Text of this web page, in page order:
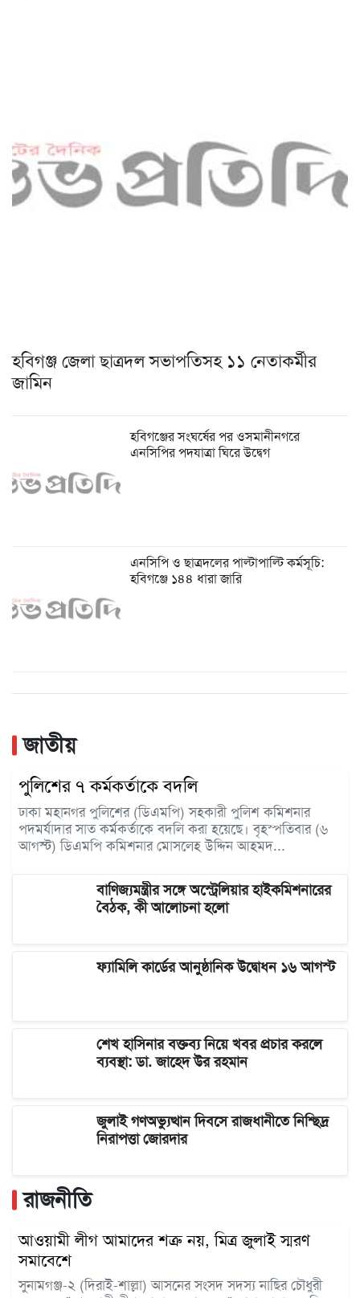
হবিগঞ্জ জেলা ছাত্রদল সভাপতিসহ ১১ নেতাকর্মীর
জামিন
হবিগঞ্জের সংঘর্ষের পর ওসমানীনগরে
এনসিপির পদযাত্রা ঘিরে উদ্বেগ
এনসিপি ও ছাত্রদলের পাল্টাপাল্টি কর্মসূচি:
হবিগঞ্জে ১৪৪ ধারা জারি
জাতীয়
পুলিশের ৭ কর্মকর্তাকে বদলি
ঢাকা মহানগর পুলিশের (ডিএমপি) সহকারী পুলিশ কমিশনার
পদমর্যাদার সাত কর্মকর্তাকে বদলি করা হয়েছে। বৃহস্পতিবার (৬
আগস্ট) ডিএমপি কমিশনার মোসলেহ উদ্দিন আহমদ...
বাণিজ্যমন্ত্রীর সঙ্গে অস্ট্রেলিয়ার হাইকমিশনারের
বৈঠক, কী আলোচনা হলো
ফ্যামিলি কার্ডের আনুষ্ঠানিক উদ্বোধন ১৬ আগস্ট
শেখ হাসিনার বক্তব্য নিয়ে খবর প্রচার করলে
ব্যবস্থা: ডা. জাহেদ উর রহমান
জুলাই গণঅভ্যুত্থান দিবসে রাজধানীতে নিশ্ছিদ্র
নিরাপত্তা জোরদার
রাজনীতি
আওয়ামী লীগ আমাদের শত্রু নয়, মিত্র জুলাই স্মরণ
সমাবেশে
সুনামগঞ্জ-২ (দিরাই-শাল্লা) আসনের সংসদ সদস্য নাছির চৌধুরী